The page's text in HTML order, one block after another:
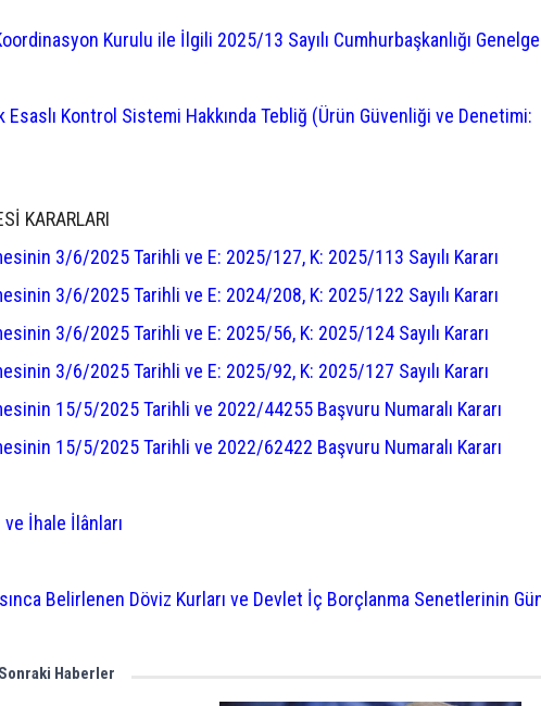
Kurulu ile İlgili 2025/13 Sayılı Cumhurbaşkanlığı
Esaslı Kontrol Sistemi Hakkında Tebliğ (Ürün Güvenliği ve Denetimi:
KARARLARI
3/6/2025 Tarihli ve E: 2025/127, K: 2025/113 Sayılı Kararı
3/6/2025 Tarihli ve E: 2024/208, K: 2025/122 Sayılı Kararı
3/6/2025 Tarihli ve E: 2025/56, K: 2025/124 Sayılı Kararı
3/6/2025 Tarihli ve E: 2025/92, K: 2025/127 Sayılı Kararı
15/5/2025 Tarihli ve 2022/44255 Başvuru Numaralı Kararı
15/5/2025 Tarihli ve 2022/62422 Başvuru Numaralı Kararı
İhale İlânları
Belirlenen Döviz Kurları ve Devlet İç Borçlanma Senetlerinin
Haberler